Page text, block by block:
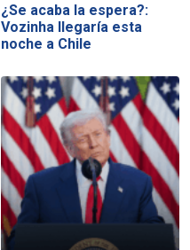
¿Se acaba la espera?:
Vozinha llegaría esta
noche a Chile